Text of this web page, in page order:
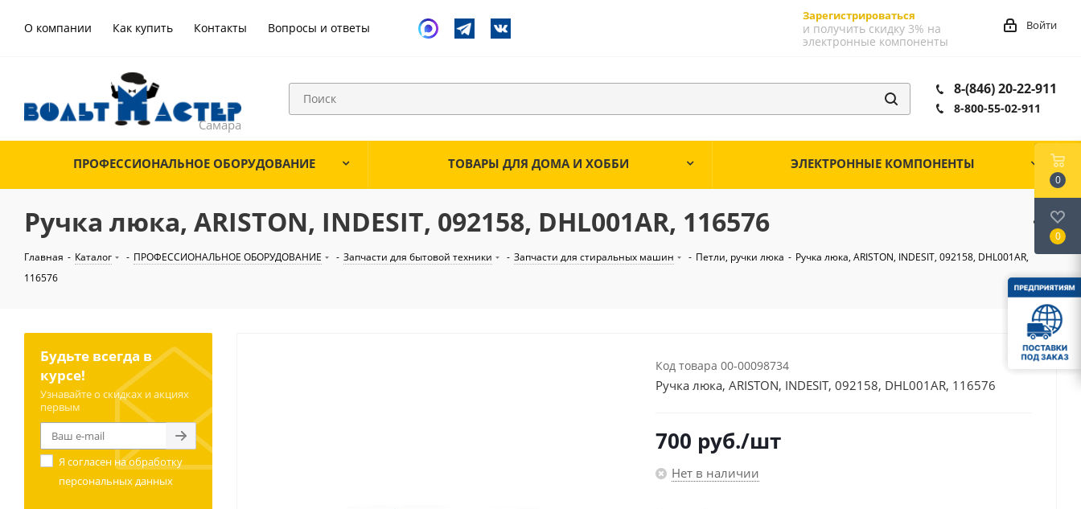
О компании Как купить Контакты Вопросы и ответы
Зарегистрироваться
и получить скидку 3% на
электронные компоненты
Войти
8-(846) 20-22-911
8-800-55-02-911
ПРОФЕССИОНАЛЬНОЕ ОБОРУДОВАНИЕ ТОВАРЫ ДЛЯ ДОМА И ХОББИ ЭЛЕКТРОННЫЕ КОМПОНЕНТЫ
Ручка люка, ARISTON, INDESIT, 092158, DHL001AR, 116576
Главная - Каталог - ПРОФЕССИОНАЛЬНОЕ ОБОРУДОВАНИЕ - Запчасти для бытовой техники - Запчасти для стиральных машин - Петли, ручки люка - Ручка люка, ARISTON, INDESIT, 092158, DHL001AR,
116576
Код товара 00-00098734
Ручка люка, ARISTON, INDESIT, 092158, DHL001AR, 116576
700 руб./шт
Нет в наличии
Будьте всегда в
курсе!
Узнавайте о скидках и акциях
первым
Я согласен наобработку
персональных данных
0
0